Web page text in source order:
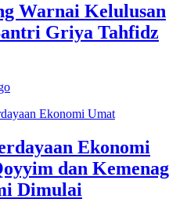
Warnai Kelulusan
Griya Tahfidz
Ekonomi
dan Kemenag
Dimulai